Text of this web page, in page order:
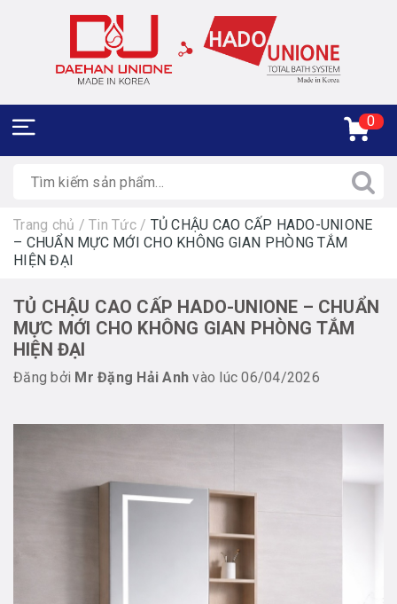
0
Trang chủ / Tin Tức / TỦ CHẬU CAO CẤP HADO-UNIONE
– CHUẨN MỰC MỚI CHO KHÔNG GIAN PHÒNG TẮM
HIỆN ĐẠI
TỦ CHẬU CAO CẤP HADO-UNIONE – CHUẨN
MỰC MỚI CHO KHÔNG GIAN PHÒNG TẮM
HIỆN ĐẠI
Đăng bởi Mr Đặng Hải Anh vào lúc 06/04/2026